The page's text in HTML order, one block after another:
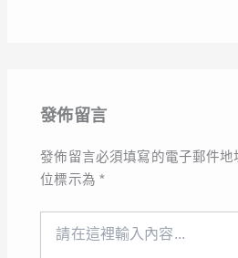
發佈留言
發佈留言必須填寫的電子郵件地
位標示為*